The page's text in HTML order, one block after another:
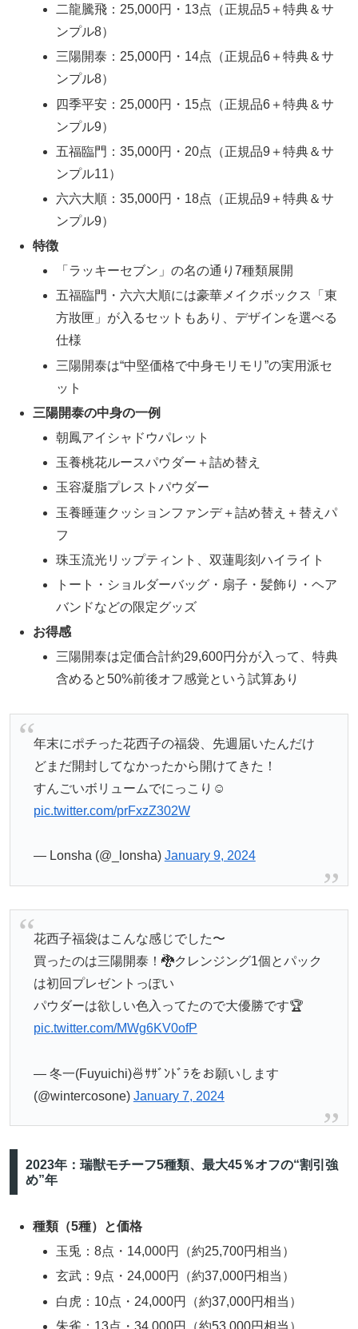
二龍騰飛：25,000円・13点（正規品5＋特典＆サ
ンプル8）
三陽開泰：25,000円・14点（正規品6＋特典＆サ
ンプル8）
四季平安：25,000円・15点（正規品6＋特典＆サ
ンプル9）
五福臨門：35,000円・20点（正規品9＋特典＆サ
ンプル11）
六六大順：35,000円・18点（正規品9＋特典＆サ
ンプル9）
特徴
「ラッキーセブン」の名の通り7種類展開
五福臨門・六六大順には豪華メイクボックス「東
方妝匣」が入るセットもあり、デザインを選べる
仕様
三陽開泰は“中堅価格で中身モリモリ”の実用派セ
ット
三陽開泰の中身の一例
朝鳳アイシャドウパレット
玉養桃花ルースパウダー＋詰め替え
玉容凝脂プレストパウダー
玉養睡蓮クッションファンデ＋詰め替え＋替えパ
フ
珠玉流光リップティント、双蓮彫刻ハイライト
トート・ショルダーバッグ・扇子・髪飾り・ヘア
バンドなどの限定グッズ
お得感
三陽開泰は定価合計約29,600円分が入って、特典
含めると50%前後オフ感覚という試算あり
年末にポチった花西子の福袋、先週届いたんだけ
どまだ開封してなかったから開けてきた！
すんごいボリュームでにっこり☺
pic.twitter.com/prFxzZ302W
— Lonsha (@_lonsha) January 9, 2024
花西子福袋はこんな感じでした〜
買ったのは三陽開泰！🐉クレンジング1個とパック
は初回プレゼントっぽい
パウダーは欲しい色入ってたので大優勝です🏆
pic.twitter.com/MWg6KV0ofP
— 冬一(Fuyuichi)🍜ｻｻﾞﾝﾄﾞﾗをお願いします
(@wintercosone) January 7, 2024
2023年：瑞獣モチーフ5種類、最大45％オフの“割引強
め”年
種類（5種）と価格
玉兎：8点・14,000円（約25,700円相当）
玄武：9点・24,000円（約37,000円相当）
白虎：10点・24,000円（約37,000円相当）
朱雀：13点・34,000円（約53,000円相当）